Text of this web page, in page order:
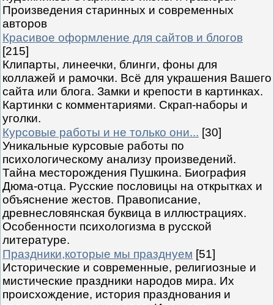
Произведения старинных и современных
авторов
Красивое оформление для сайтов и блогов
[215]
Клипарты, линеечки, блинги, фоны для
коллажей и рамочки. Всё для украшения Вашего
сайта или блога. Замки и крепости в картинках.
Картинки с комментариями. Скрап-наборы и
уголки.
Курсовые работы и не только они... [30]
Уникальные курсовые работы по
психологическому анализу произведений.
Тайна месторождения Пушкина. Биография
Дюма-отца. Русские пословицы на открытках и
объяснение жестов. Правописание,
древнесловянская буквица в иллюстрациях.
Особенности психологизма в русской
литературе.
Праздники,которые мы празднуем [51]
Исторические и современные, религиозные и
мистические праздники народов мира. Их
происхождение, история празднования и